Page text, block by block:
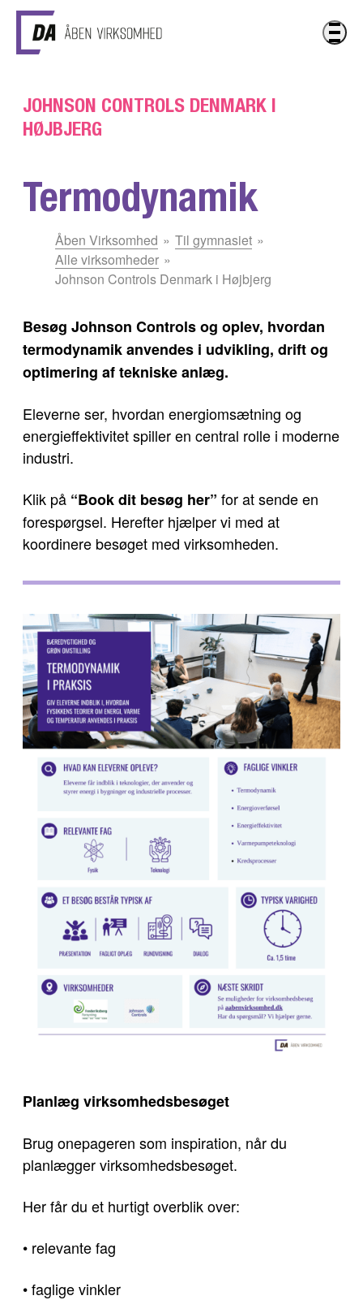
Gå til hovedindhold
JOHNSON CONTROLS DENMARK I
HØJBJERG
Termodynamik
Åben Virksomhed
Til gymnasiet
Alle virksomheder
Johnson Controls Denmark i Højbjerg
Besøg Johnson Controls og oplev, hvordan
termodynamik anvendes i udvikling, drift og
optimering af tekniske anlæg.
Eleverne ser, hvordan energiomsætning og
energieffektivitet spiller en central rolle i moderne
industri.
Klik på “Book dit besøg her” for at sende en
forespørgsel. Herefter hjælper vi med at
koordinere besøget med virksomheden.
Planlæg virksomhedsbesøget
Brug onepageren som inspiration, når du
planlægger virksomhedsbesøget.
Her får du et hurtigt overblik over:
• relevante fag
• faglige vinkler